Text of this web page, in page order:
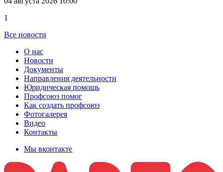
1
Все новости
О нас
Новости
Документы
Направления деятельности
Юридическая помощь
Профсоюз помог
Как создать профсоюз
Фотогалерея
Видео
Контакты
Мы вконтакте